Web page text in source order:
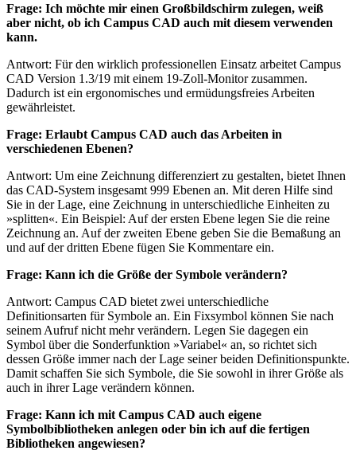
Frage: Ich möchte mir einen Großbildschirm zulegen, weiß
aber nicht, ob ich Campus CAD auch mit diesem verwenden
kann.
Antwort: Für den wirklich professionellen Einsatz arbeitet Campus
CAD Version 1.3/19 mit einem 19-Zoll-Monitor zusammen.
Dadurch ist ein ergonomisches und ermüdungsfreies Arbeiten
gewährleistet.
Frage: Erlaubt Campus CAD auch das Arbeiten in
verschiedenen Ebenen?
Antwort: Um eine Zeichnung differenziert zu gestalten, bietet Ihnen
das CAD-System insgesamt 999 Ebenen an. Mit deren Hilfe sind
Sie in der Lage, eine Zeichnung in unterschiedliche Einheiten zu
»splitten«. Ein Beispiel: Auf der ersten Ebene legen Sie die reine
Zeichnung an. Auf der zweiten Ebene geben Sie die Bemaßung an
und auf der dritten Ebene fügen Sie Kommentare ein.
Frage: Kann ich die Größe der Symbole verändern?
Antwort: Campus CAD bietet zwei unterschiedliche
Definitionsarten für Symbole an. Ein Fixsymbol können Sie nach
seinem Aufruf nicht mehr verändern. Legen Sie dagegen ein
Symbol über die Sonderfunktion »Variabel« an, so richtet sich
dessen Größe immer nach der Lage seiner beiden Definitionspunkte.
Damit schaffen Sie sich Symbole, die Sie sowohl in ihrer Größe als
auch in ihrer Lage verändern können.
Frage: Kann ich mit Campus CAD auch eigene
Symbolbibliotheken anlegen oder bin ich auf die fertigen
Bibliotheken angewiesen?